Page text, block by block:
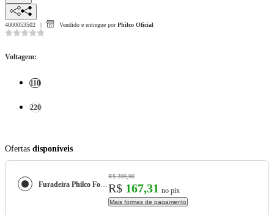
4000053502 Vendido e entregue por Philco Oficial
Voltagem:
110
220
Ofertas disponíveis
Furadeira Philco Force 650W 2800RPM com Maleta PFU01M
R$ 209,90
R$ 167,31 no pix
Mais formas de pagamento